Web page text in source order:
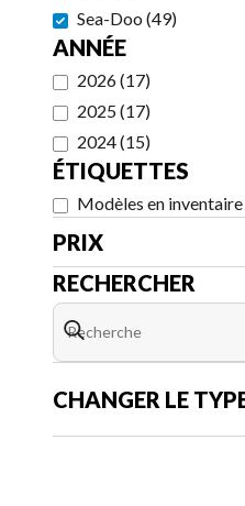
Sea-Doo (49)
ANNÉE
2026(17)
2025(17)
2024(15)
ÉTIQUETTES
Modèles en inventaire
PRIX
RECHERCHER
CHANGER LE